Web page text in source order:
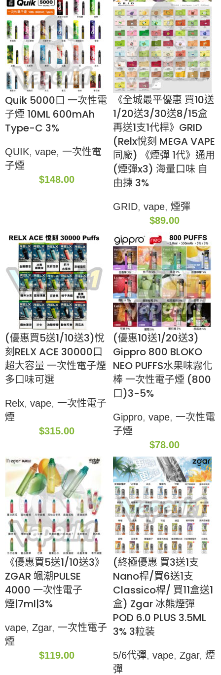
Quik 5000口 一次性電
子煙 10ML 600mAh
Type-C 3%
QUIK, vape, 一次性電
子煙
$148.00
《全城最平優惠 買10送
1/20送3/30送8/15盒
再送1支1代桿》GRID
(Relx悅刻 MEGA VAPE
同廠) 《煙彈 1代》通用
(煙彈x3) 海量口味 自
由揀 3%
GRID, vape, 煙彈
$89.00
(優惠買5送1/10送3)悅
刻RELX ACE 30000口
超大容量 一次性電子煙
多口味可選
Relx, vape, 一次性電子
煙
$315.00
(優惠10送1/20送3)
Gippro 800 BLOKO
NEO PUFFS水果味霧化
棒 一次性電子煙 (800
口)3-5%
Gippro, vape, 一次性電
子煙
$78.00
《優惠買5送1/10送3》
ZGAR 颯潮PULSE
4000 一次性電子
煙|7ml|3%
vape, Zgar, 一次性電子
煙
$119.00
(終極優惠 買3送1支
Nano桿/買6送1支
Classico桿/ 買11盒送1
盒) Zgar 冰熊煙彈
POD 6.0 PLUS 3.5ML
3% 3粒装
5/6代彈, vape, Zgar, 煙
彈